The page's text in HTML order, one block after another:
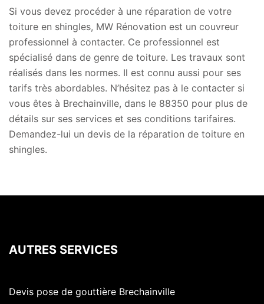
Si vous devez procéder à une réparation de votre
toiture en shingles, MW Rénovation est un couvreur
professionnel à contacter. Ce professionnel est
spécialisé dans de genre de toiture. Les travaux sont
réalisés dans les normes. Il est connu aussi pour ses
tarifs très abordables. N’hésitez pas à le contacter si
vous êtes à Brechainville, dans le 88350 pour plus de
détails sur ses services et ses conditions tarifaires.
Demandez-lui un devis de la réparation de toiture en
shingles.
AUTRES SERVICES
Devis pose de gouttière Brechainville